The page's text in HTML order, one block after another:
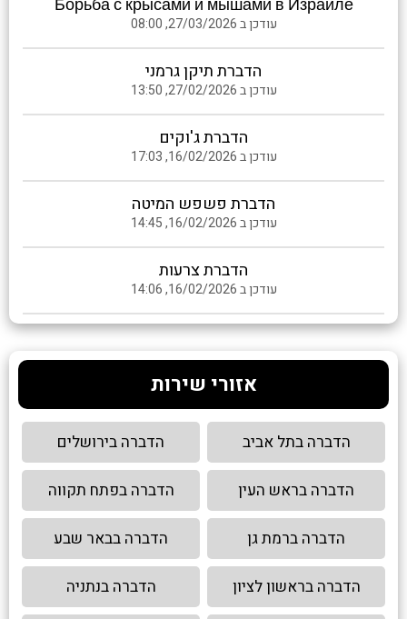
עודכן ב 27/03/2026, 08:00
הדברת תיקן גרמני
עודכן ב 27/02/2026, 13:50
הדברת ג'וקים
עודכן ב 16/02/2026, 17:03
הדברת פשפש המיטה
עודכן ב 16/02/2026, 14:45
הדברת צרעות
עודכן ב 16/02/2026, 14:06
אזורי שירות
הדברה בתל אביב הדברה בירושלים
הדברה בראש העין הדברה בפתח תקווה
הדברה ברמת גן הדברה בבאר שבע
הדברה בראשון לציון הדברה בנתניה